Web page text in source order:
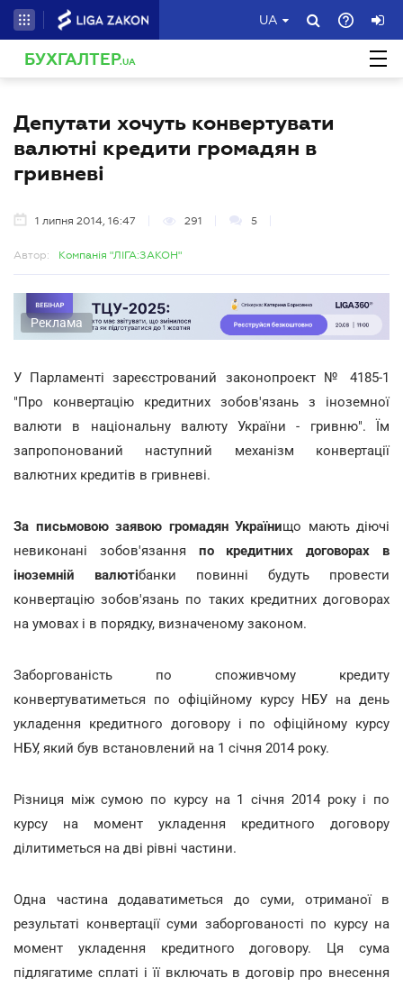
UA
БУХГАЛТЕР.UA
Депутати хочуть конвертувати
валютні кредити громадян в
гривневі
1 липня 2014, 16:47 291 5
Автор: Компанія "ЛІГА:ЗАКОН"
Реклама
У Парламенті зареєстрований законопроект № 4185-1
"Про конвертацію кредитних зобов'язань з іноземної
валюти в національну валюту України - гривню". Їм
запропонований наступний механізм конвертації
валютних кредитів в гривневі.
За письмовою заявою громадян Українищо мають діючі
невиконані зобов'язання по кредитних договорах в
іноземній валютібанки повинні будуть провести
конвертацію зобов'язань по таких кредитних договорах
на умовах і в порядку, визначеному законом.
Заборгованість по споживчому кредиту
конвертуватиметься по офіційному курсу НБУ на день
укладення кредитного договору і по офіційному курсу
НБУ, який був встановлений на 1 січня 2014 року.
Різниця між сумою по курсу на 1 січня 2014 року і по
курсу на момент укладення кредитного договору
ділитиметься на дві рівні частини.
Одна частина додаватиметься до суми, отриманої в
результаті конвертації суми заборгованості по курсу на
момент укладення кредитного договору. Ця сума
підлягатиме сплаті і її включать в договір про внесення